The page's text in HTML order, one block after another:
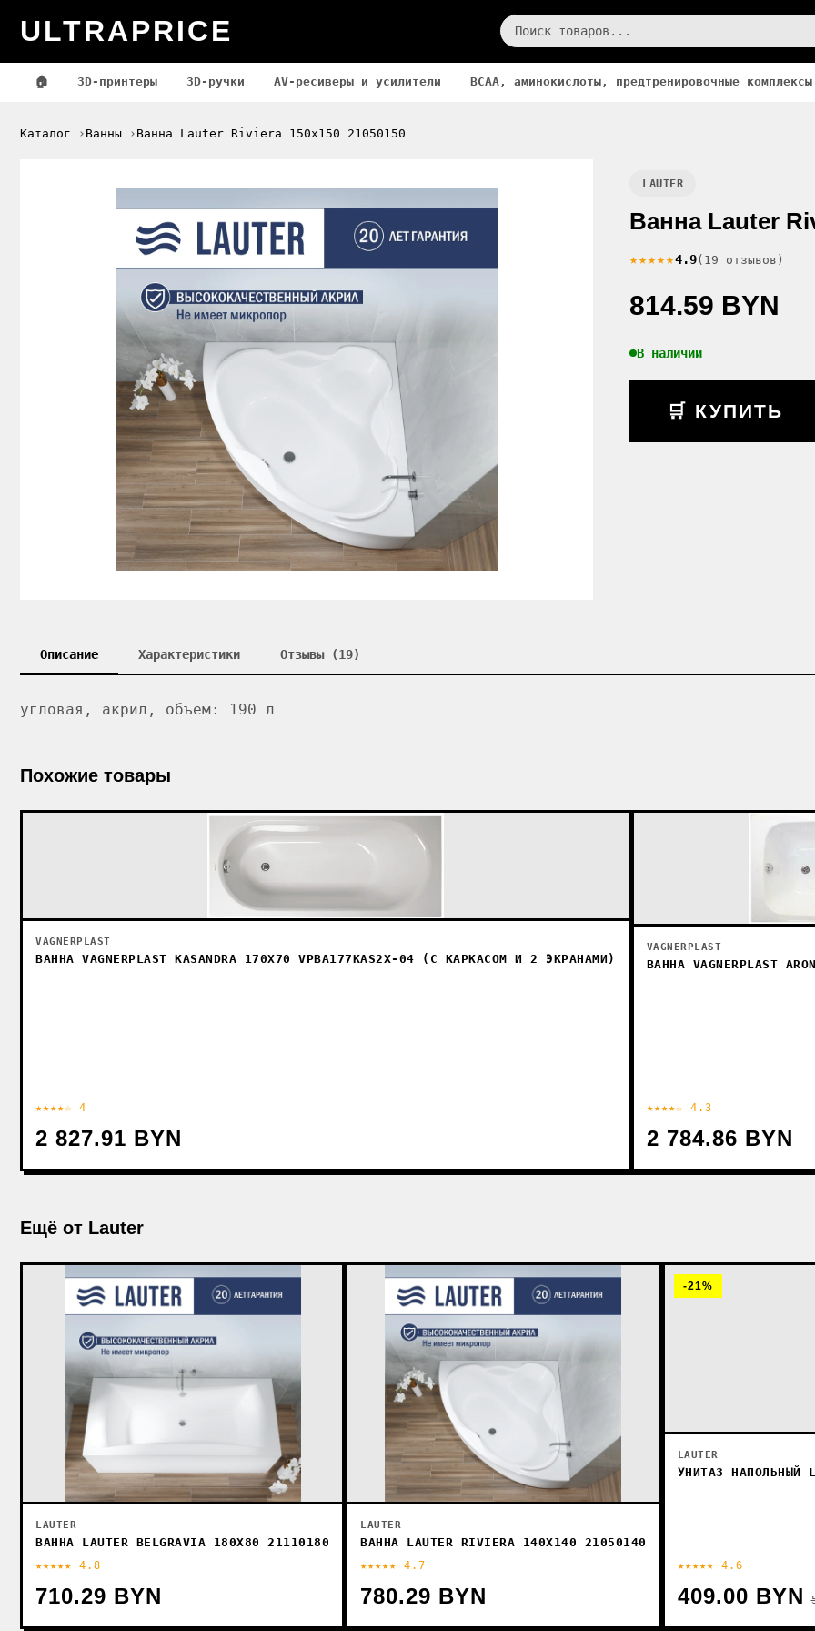
ULTRAPRICE
🏠 3D-принтеры 3D-ручки AV-ресиверы и усилители BCAA, аминокислоты, предтренировочные
Каталог Ванны Ванна Lauter Riviera 150x150 21050150
LAUTER
Ванна Lauter
★★★★★4.9(19 отзывов)
814.59 BYN
В наличии
🛒 КУПИТЬ
Описание Характеристики Отзывы (19)
угловая, акрил, объем: 190 л
Похожие товары
VAGNERPLAST
ВАННА VAGNERPLAST KASANDRA 170X70 VPBA177KAS2X-04 (С КАРКАСОМ И 2 ЭКРАНАМИ)
★★★★☆ 4
2 827.91 BYN
VAGNERPLAST
ВАННА VAGNERPLAST
★★★★☆ 4.3
2 784.86 BYN
Ещё от Lauter
LAUTER
ВАННА LAUTER BELGRAVIA 180X80 21110180
★★★★★ 4.8
710.29 BYN
LAUTER
ВАННА LAUTER RIVIERA 140X140 21050140
★★★★★ 4.7
780.29 BYN
-21%
LAUTER
УНИТАЗ НАПОЛЬНЫЙ
★★★★★ 4.6
409.00 BYN